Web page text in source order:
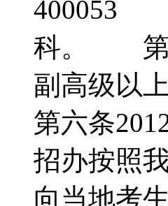
400053
科。 第五
副高级
第六条
招办按照
向当地考